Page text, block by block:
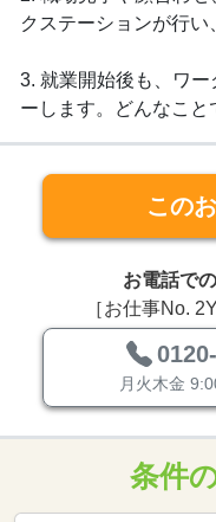
クステーションが行い
3. 就業開始後も、ワ
ーします。どんなこと
この
お電話で
［お仕事No.
月火木金
条件